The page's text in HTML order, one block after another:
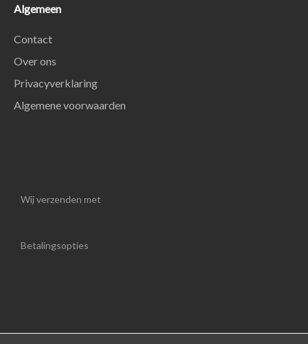
Algemeen
Contact
Over ons
Privacyverklaring
Algemene voorwaarden
Wij verzenden met
Betalingsopties